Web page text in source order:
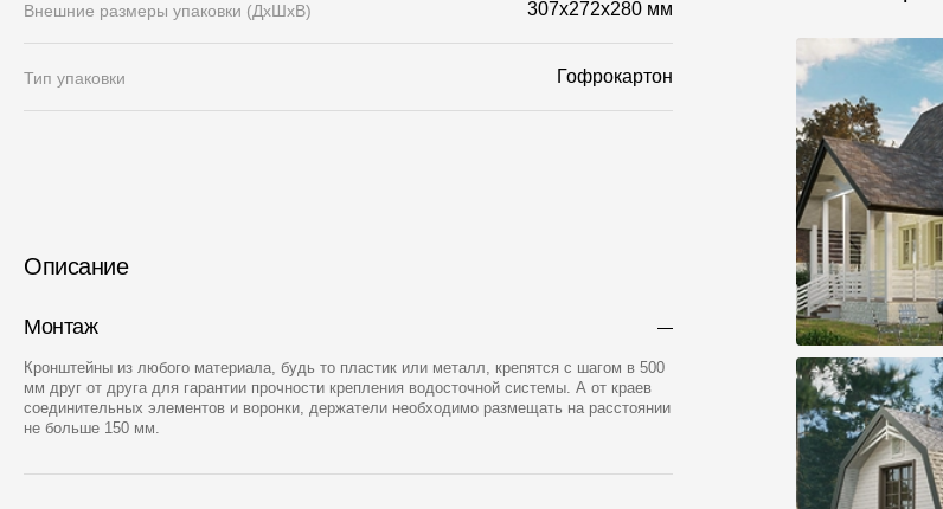
Внешние размеры упаковки (ДхШхВ) 307x272x280 мм
Тип упаковки Гофрокартон
Описание
Монтаж
Кронштейны из любого материала, будь то пластик или металл, крепятся с шагом в 500
мм друг от друга для гарантии прочности крепления водосточной системы. А от краев
соединительных элементов и воронки, держатели необходимо размещать на расстоянии
не больше 150 мм.